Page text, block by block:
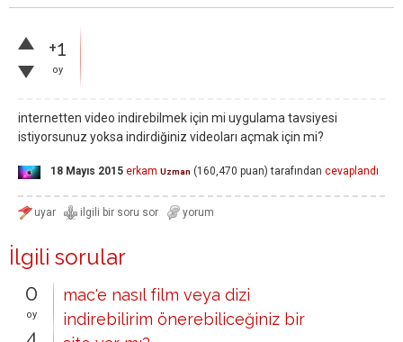
+1
oy
internetten video indirebilmek için mi uygulama tavsiyesi
istiyorsunuz yoksa indirdiğiniz videoları açmak için mi?
18 Mayıs 2015 erkam Uzman (160,470 puan) tarafından cevaplandı
İlgili sorular
0
oy
mac'e nasıl film veya dizi
indirebilirim önerebiliceğiniz bir